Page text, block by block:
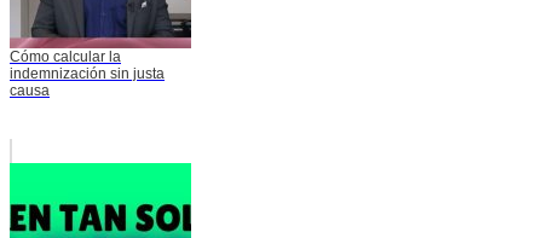
Cómo calcular la
indemnización sin justa
causa